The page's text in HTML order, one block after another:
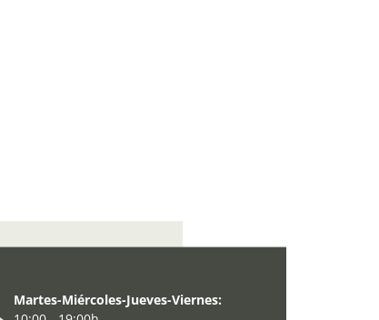
Martes-Miércoles-Jueves-Viernes: